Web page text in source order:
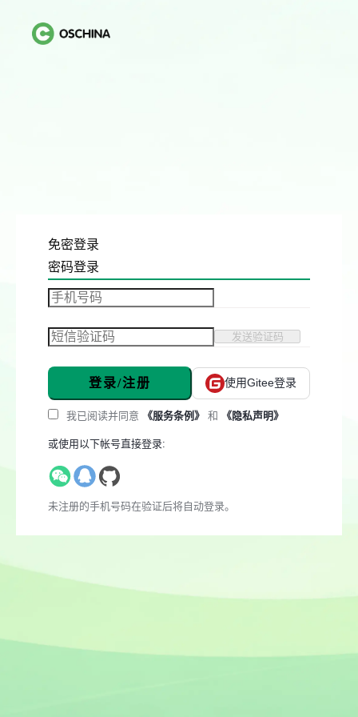
免密登录
密码登录
发送验证码
登录/注册 使用Gitee登录
我已阅读并同意 《服务条例》 和 《隐私声明》
或使用以下帐号直接登录:
未注册的手机号码在验证后将自动登录。